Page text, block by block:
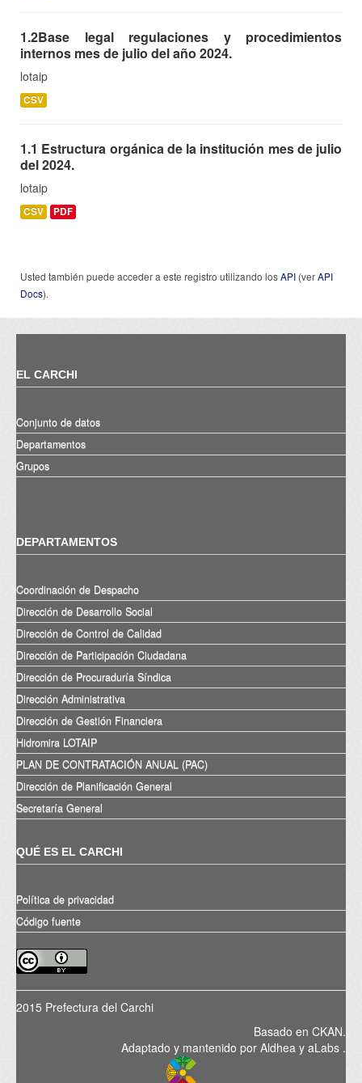
1.2Base legal regulaciones y procedimientos
internos mes de julio del año 2024.
lotaip
CSV
1.1 Estructura orgánica de la institución mes de julio
del 2024.
lotaip
CSV PDF
Usted también puede acceder a este registro utilizando losAPI (verAPI
Docs).
EL CARCHI
Conjunto de datos
Departamentos
Grupos
DEPARTAMENTOS
Coordinación de Despacho
Dirección de Desarrollo Social
Dirección de Control de Calidad
Dirección de Participación Ciudadana
Dirección de Procuraduría Síndica
Dirección Administrativa
Dirección de Gestión Financiera
Hidromira LOTAIP
PLAN DE CONTRATACIÓN ANUAL (PAC)
Dirección de Planificación General
Secretaría General
QUÉ ES EL CARCHI
Política de privacidad
Código fuente
2015 Prefectura del Carchi
Basado en CKAN.
Adaptado y mantenido por Aldhea y aLabs .